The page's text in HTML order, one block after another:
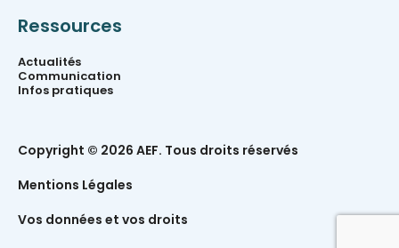
Ressources
Actualités
Communication
Infos pratiques
Copyright © 2026 AEF. Tous droits réservés
Mentions Légales
Vos données et vos droits